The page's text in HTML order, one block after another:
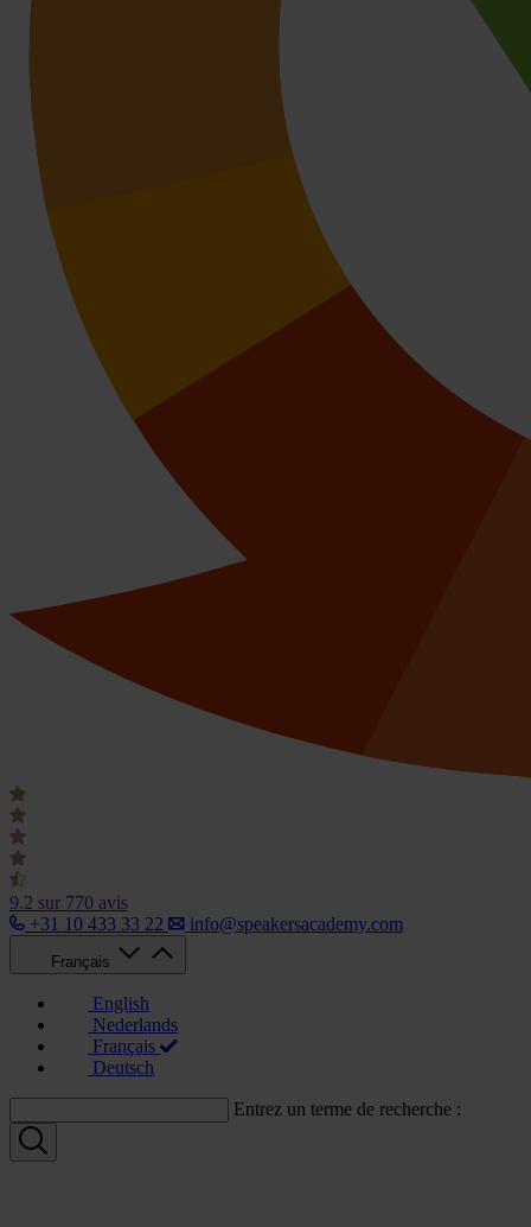
9.2 sur 770 avis
+31 10 433 33 22
info@speakersacademy.com
Français
English
Nederlands
Français
Deutsch
Entrez un terme de recherche :